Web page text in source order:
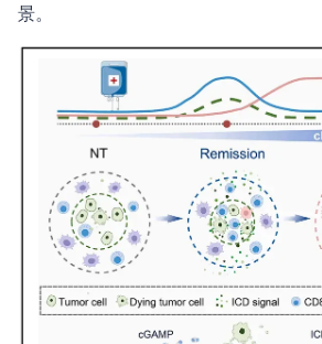
景。